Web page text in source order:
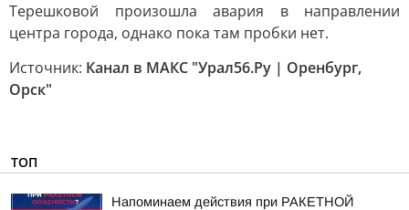
Терешковой произошла авария в направлении
центра города, однако пока там пробки нет.
Источник: Канал в МАКС "Урал56.Ру | Оренбург,
Орск"
ТОП
Напоминаем действия при РАКЕТНОЙ